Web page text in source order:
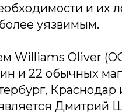
и их
уязвимым.
Williams Oliver
и 22 обычных
Краснодар
Дмитрий